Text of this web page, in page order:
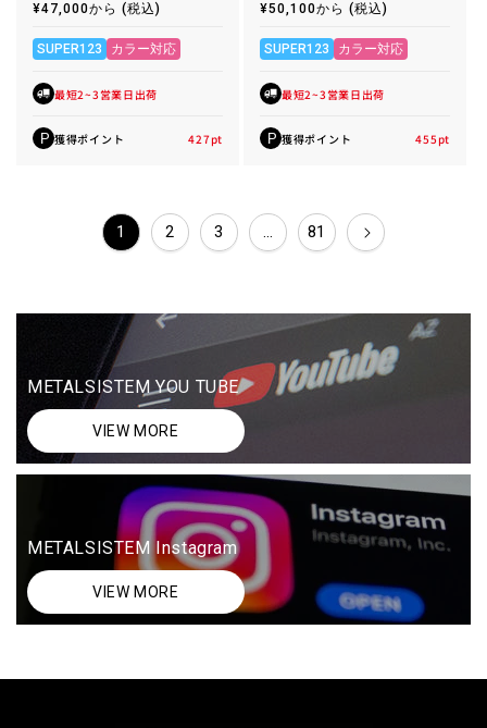
通
価
格
¥47,000から (税込)
SUPER123 カラー対応
最短2~3営業日出荷
P 獲得ポイント 427pt
通
価
格
¥50,100から (税込)
SUPER123 カラー対応
最短2~3営業日出荷
P 獲得ポイント 455pt
1 2 3 … 81
METALSISTEM YOU TUBE
VIEW MORE
METALSISTEM Instagram
VIEW MORE